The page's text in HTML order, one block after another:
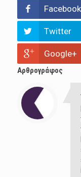
Facebook
Twitter
Google+
Αρθρογράφος